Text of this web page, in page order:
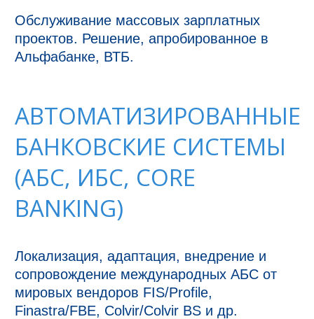
Обслуживание массовых зарплатных
проектов. Решение, апробированное в
Альфабанке, ВТБ.
АВТОМАТИЗИРОВАННЫЕ
БАНКОВСКИЕ СИСТЕМЫ
(АБС, ИБС, CORE
BANKING)
Локализация, адаптация, внедрение и
сопровождение международных АБС от
мировых вендоров FIS/Profile,
Finastra/FBE, Colvir/Colvir BS и др.